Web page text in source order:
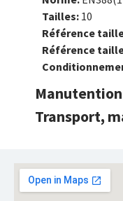
Tailles: 10
Référence
Référence
Transport,